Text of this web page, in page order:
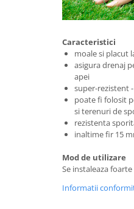
Caracteristici
moale si placut
asigura drenaj
apei
super-rezistent
poate fi folosit
si terenuri de
rezistenta
inaltime fir 15
Mod de utilizare
Se instaleaza
Informatii